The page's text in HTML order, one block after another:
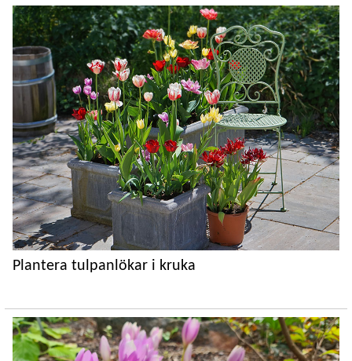
Plantera tulpanlökar i kruka